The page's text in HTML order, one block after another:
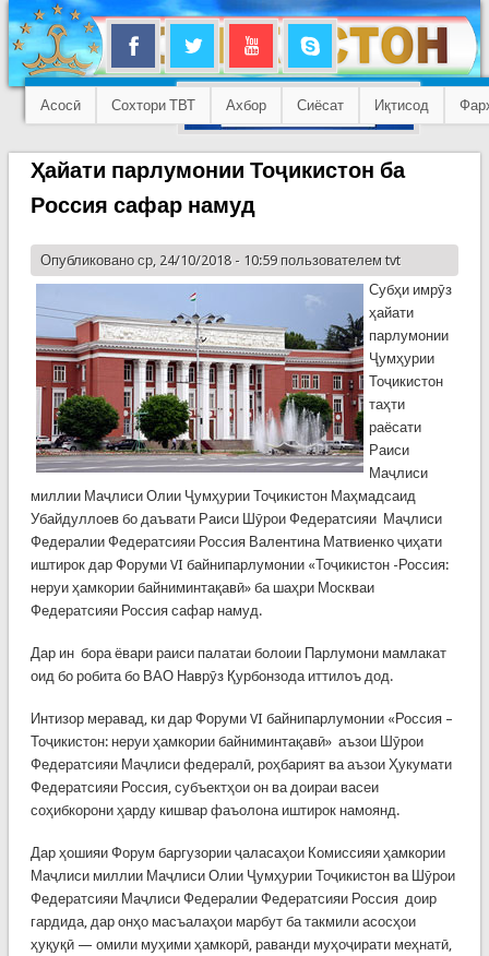
Асосӣ Сохтори ТВТ Ахбор Сиёсат Иқтисод
Ҳайати парлумонии Тоҷикистон ба
Россия сафар намуд
Опубликовано ср, 24/10/2018 - 10:59 пользователем tvt
Субҳи имрӯз
ҳайати
парлумонии
Ҷумҳурии
Тоҷикистон
таҳти
раёсати
Раиси
Маҷлиси
миллии Маҷлиси Олии Ҷумҳурии Тоҷикистон Маҳмадсаид
Убайдуллоев бо даъвати Раиси Шӯрои Федератсияи Маҷлиси
Федералии Федератсияи Россия Валентина Матвиенко ҷиҳати
иштирок дар Форуми VI байнипарлумонии «Тоҷикистон -Россия:
неруи ҳамкории байниминтақавӣ» ба шаҳри Москваи
Федератсияи Россия сафар намуд.
Дар ин бора ёвари раиси палатаи болоии Парлумони мамлакат
оид бо робита бо ВАО Наврӯз Қурбонзода иттилоъ дод.
Интизор меравад, ки дар Форуми VI байнипарлумонии «Россия –
Тоҷикис­тон: неруи ҳамкории байни­­мин­тақавӣ» аъзои Шӯрои
Федератсияи Маҷлиси федералӣ, роҳбарият ва аъзои Ҳукумати
Федератсияи Россия, субъектҳои он ва доираи васеи
соҳибкорони ҳарду кишвар фаъолона иштирок намоянд.
Дар ҳошияи Форум баргузории ҷаласаҳои Комиссияи ҳамкории
Маҷлиси миллии Маҷлиси Олии Ҷумҳурии Тоҷикистон ва Шӯрои
Федератсияи Маҷлиси Федералии Федератсияи Россия доир
гардида, дар онҳо масъалаҳои марбут ба такмили асосҳои
ҳуқуқӣ — омили муҳими ҳамкорӣ, раванди муҳоҷирати меҳнатӣ,